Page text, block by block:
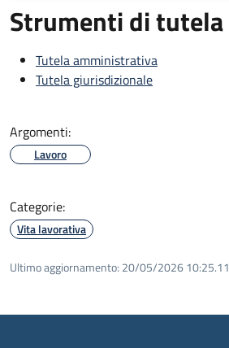
Strumenti di tutela
Tutela amministrativa
Tutela giurisdizionale
Argomenti:
Lavoro
Categorie:
Vita lavorativa
Ultimo aggiornamento: 20/05/2026 10:25.11